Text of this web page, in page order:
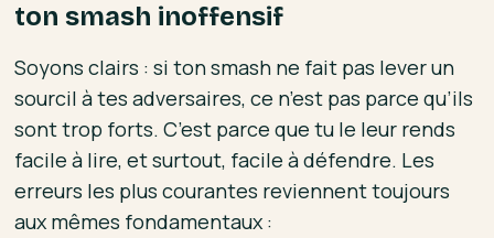
ton smash inoffensif
Soyons clairs : si ton smash ne fait pas lever un
sourcil à tes adversaires, ce n’est pas parce qu’ils
sont trop forts. C’est parce que tu le leur rends
facile à lire, et surtout, facile à défendre. Les
erreurs les plus courantes reviennent toujours
aux mêmes fondamentaux :